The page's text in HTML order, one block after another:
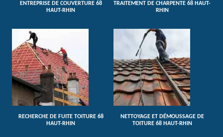
ENTREPRISE DE COUVERTURE 68
HAUT-RHIN
TRAITEMENT DE CHARPENTE 68 HAUT-
RHIN
RECHERCHE DE FUITE TOITURE 68
HAUT-RHIN
NETTOYAGE ET DÉMOUSSAGE DE
TOITURE 68 HAUT-RHIN